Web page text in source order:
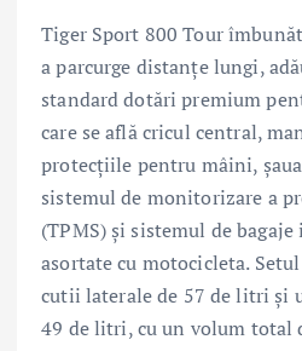
Tiger Sport 800 Tour
a parcurge distanțe lungi,
standard dotări premium
care se află cricul central,
protecțiile pentru mâini,
sistemul de monitorizare a
(TPMS) și sistemul de
asortate cu motocicleta.
cutii laterale de 57 de litri și
49 de litri, cu un volum total